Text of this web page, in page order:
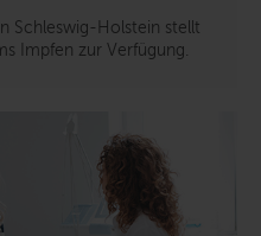
Schleswig-Holstein stellt
Impfen zur Verfügung.